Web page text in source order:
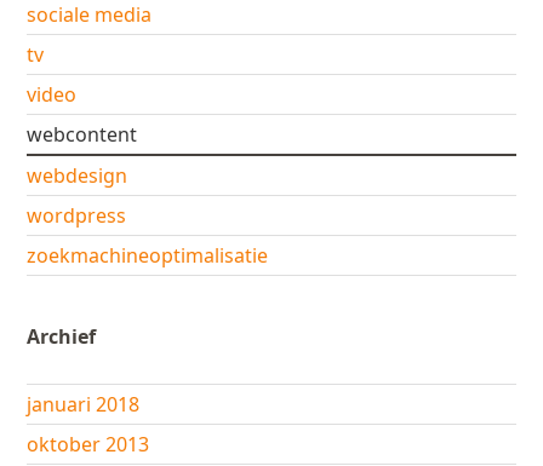
sociale media
tv
video
webcontent
webdesign
wordpress
zoekmachineoptimalisatie
Archief
januari 2018
oktober 2013